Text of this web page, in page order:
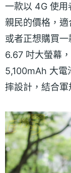
一款以 4G 使用
親民的價格，適
或者正想購買
6.67 吋大螢幕
5,100mAh 大
摔設計，結合軍